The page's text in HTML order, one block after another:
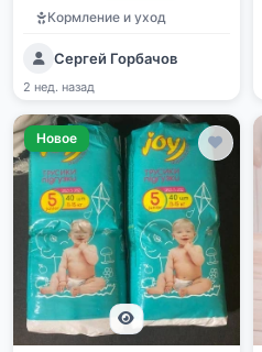
Кормление и уход
Сергей Горбачов
2 нед. назад
Новое